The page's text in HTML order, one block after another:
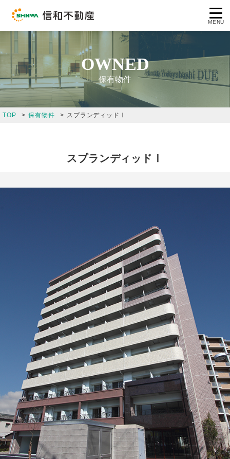
MENU
コンセプト
企業情報
保有物件
OWNED
保有物件
TOP 保有物件 スプランディッドⅠ
スプランディッドⅠ